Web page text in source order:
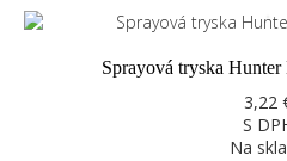
Sprayová tryska
3,22
S
Na